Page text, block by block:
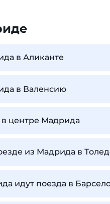
в Аликанте
в Валенсию
в центре Мадрида
из Мадрида в
идут поезда в